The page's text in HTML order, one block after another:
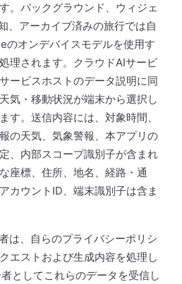
。バックグラウンド、ウィジェ
、アーカイブ済みの旅行では自
のオンデバイスモデルを使用す
理されます。クラウドAIサービ
ービスホストのデータ説明に同
気・移動状況が端末から選択し
す。送信内容には、対象時間、
の天気、気象警報、本アプリの
、内部スコープ識別子が含まれ
座標、住所、地名、経路・通
カウントID、端末識別子は含ま
は、自らのプライバシーポリシ
エストおよび生成内容を処理し
としてこれらのデータを受信し